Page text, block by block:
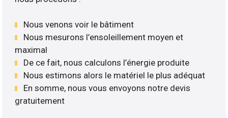
Nous venons voir le bâtiment
Nous mesurons l’ensoleillement moyen et
maximal
De ce fait, nous calculons l’énergie produite
Nous estimons alors le matériel le plus adéquat
En somme, nous vous envoyons notre devis
gratuitement